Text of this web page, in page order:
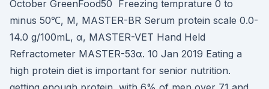
October GreenFood50 Freezing temprature 0 to
minus 50℃, M, MASTER-BR Serum protein scale 0.0-
14.0 g/100mL, α, MASTER-VET Hand Held
Refractometer MASTER-53α. 10 Jan 2019 Eating a
high protein diet is important for senior nutrition.